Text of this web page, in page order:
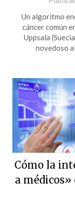
Un algoritmo
cáncer común
Uppsala
novedoso
Cómo la
a médicos»